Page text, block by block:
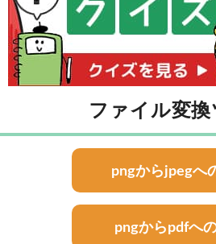
ファイル変
pngからjpegへ
pngからpdfへ